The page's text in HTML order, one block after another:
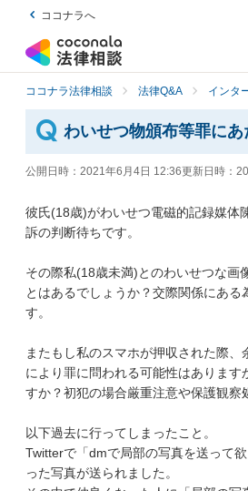
ココナラへ
ココナラ法律相談 法律Q&A インタ
わいせつ物頒布等罪にあ
公開日時： 2021年6月4日 12:36更新日時：
彼氏(18歳)がわいせつ電磁的記録媒体
訴の判断待ちです。
その際私(18歳未満)とのわいせつな画
とはあるでしょうか？交際関係にあ
す。
またもし私のスマホが押収された際
により罪に問われる可能性はありま
すか？初犯の場合厳重注意や保護観察
以下過去に行ってしまったこと。
Twitterで「dmで局部の写真を送って
った写真が送られました。